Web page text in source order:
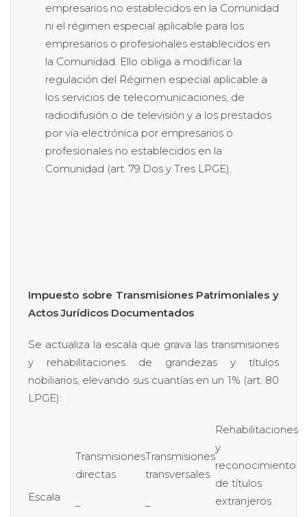
empresarios no establecidos en la Comunidad
ni el régimen especial aplicable para los
empresarios o profesionales establecidos en
la Comunidad. Ello obliga a modificar la
regulación del Régimen especial aplicable a
los servicios de telecomunicaciones, de
radiodifusión o de televisión y a los prestados
por vía electrónica por empresarios o
profesionales no establecidos en la
Comunidad (art. 79.Dos y Tres LPGE).
Impuesto sobre Transmisiones Patrimoniales y
Actos Jurídicos Documentados
Se actualiza la escala que grava las transmisiones
y rehabilitaciones de grandezas y títulos
nobiliarios, elevando sus cuantías en un 1% (art. 80
LPGE):
Escala
Transmisiones
directas
–
Transmisiones
transversales
–
Rehabilitaciones
y
reconocimiento
de títulos
extranjeros